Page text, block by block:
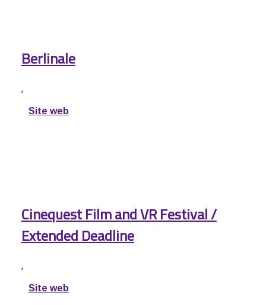
Berlinale
,
Site web
Cinequest Film and VR Festival /
Extended Deadline
,
Site web